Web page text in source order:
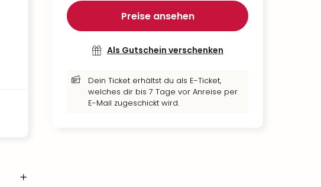
Preise ansehen
Als Gutschein verschenken
Dein Ticket erhältst du als E-Ticket,
welches dir bis 7 Tage vor Anreise per
E-Mail zugeschickt wird.